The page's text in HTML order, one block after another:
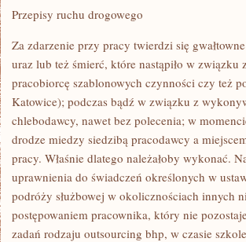
Przepisy ruchu drogowego
Za zdarzenie przy pracy twierdzi się
uraz lub też śmierć, które nastąpiło w
pracobiorcę szablonowych czynności czy też
Katowice); podczas bądź w związku z
chlebodawcy, nawet bez polecenia; w
drodze miedzy siedzibą pracodawcy a
pracy. Właśnie dlatego należałoby wykonać.
uprawnienia do świadczeń określonych w
podróży służbowej w okolicznościach innych
postępowaniem pracownika, który nie
zadań rodzaju outsourcing bhp, w czasie